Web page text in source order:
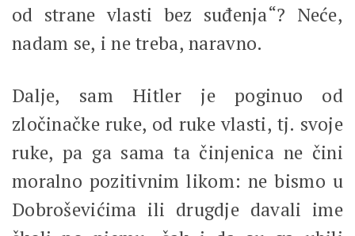
od strane vlasti bez suđenja“? Neće,
nadam se, i ne treba, naravno.
Dalje, sam Hitler je poginuo od
zločinačke ruke, od ruke vlasti, tj. svoje
ruke, pa ga sama ta činjenica ne čini
moralno pozitivnim likom: ne bismo u
Dobroševićima ili drugdje davali ime